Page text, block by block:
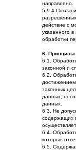
направлено.
5.9.4
действие с
указанного
обработки
6. Принципы
6.1.
законной и
6.2.
законных
данных,
данных.
6.3. Не
содержащих
6.4.
которые
6.5.